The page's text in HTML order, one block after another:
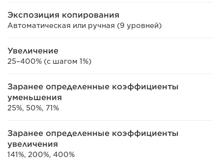
Экспозиция копирования
Автоматическая или ручная (9 уровней)
Увеличение
25–400% (с шагом 1%)
Заранее определенные коэффициенты
уменьшения
25%, 50%, 71%
Заранее определенные коэффициенты
увеличения
141%, 200%, 400%